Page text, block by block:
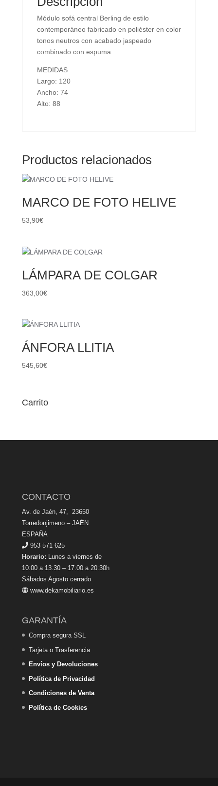
Módulo sofá central Berling de estilo
contemporáneo fabricado en poliéster en color
tonos neutros con acabado jaspeado
combinado con espuma.
MEDIDAS
Largo: 120
Ancho: 74
Alto: 88
Productos relacionados
MARCO DE FOTO HELIVE
53,90€
LÁMPARA DE COLGAR
363,00€
ÁNFORA LLITIA
545,60€
Carrito
CONTACTO
Av. de Jaén, 47, 23650
Torredonjimeno – JAÉN
ESPAÑA
953 571 625
Horario: Lunes a viernes de
10:00 a 13:30 – 17:00 a 20:30h
Sábados Agosto cerrado
www.dekamobiliario.es
GARANTÍA
Compra segura SSL
Tarjeta o Trasferencia
Envíos y Devoluciones
Política de Privacidad
Condiciones de Venta
Política de Cookies